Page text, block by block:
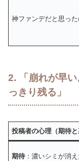
神ファンデだと思っ
2. 「崩れが早
っきり残る」
投稿者の心理（期待と
期待 ：濃いシミが消え